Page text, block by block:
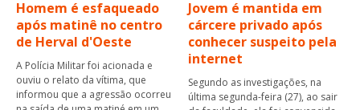
Homem é esfaqueado
após matinê no centro
de Herval d'Oeste
A Polícia Militar foi acionada e
ouviu o relato da vítima, que
informou que a agressão ocorreu
Jovem é mantida em
cárcere privado após
conhecer suspeito pela
internet
Segundo as investigações, na
última segunda-feira (27), ao sair